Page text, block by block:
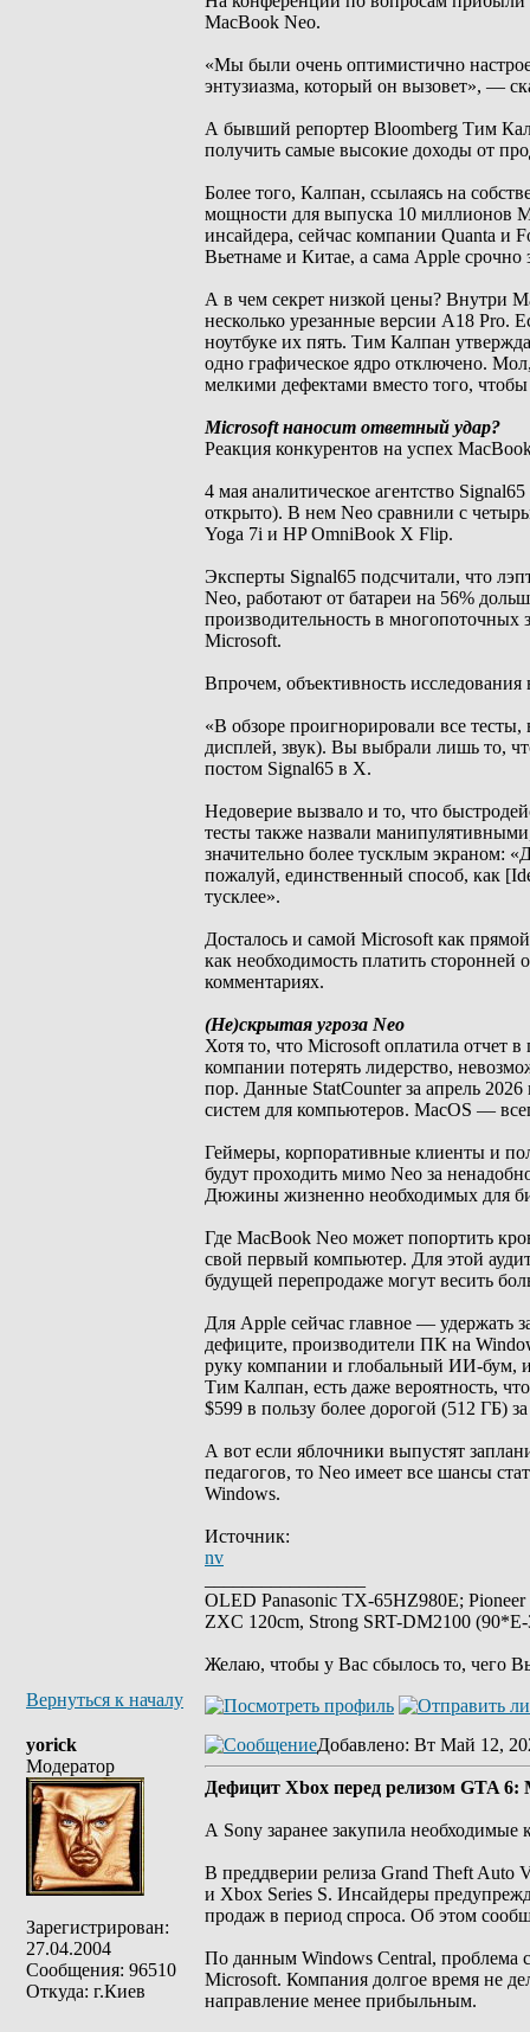
MacBook Neo.
«Мы были очень оптимистично
энтузиазма, который он вызовет», —
А бывший репортер Bloomberg Тим
получить самые высокие доходы от
Более того, Калпан, ссылаясь на
мощности для выпуска 10 миллионов
инсайдера, сейчас компании Quanta и
Вьетнаме и Китае, а сама Apple
А в чем секрет низкой цены? Внутри
несколько урезанные версии A18 Pro.
ноутбуке их пять. Тим Калпан
одно графическое ядро отключено.
мелкими дефектами вместо того,
Microsoft наносит ответный удар?
Реакция конкурентов на успех
4 мая аналитическое агентство
открыто). В нем Neo сравнили с
Yoga 7i и HP OmniBook X Flip.
Эксперты Signal65 подсчитали, что
Neo, работают от батареи на 56%
производительность в многопоточных
Microsoft.
Впрочем, объективность
«В обзоре проигнорировали все тесты,
дисплей, звук). Вы выбрали лишь то,
постом Signal65 в X.
Недоверие вызвало и то, что
тесты также назвали
значительно более тусклым экраном:
пожалуй, единственный способ, как
тусклее».
Досталось и самой Microsoft как
как необходимость платить
комментариях.
(Не)скрытая угроза Neo
Хотя то, что Microsoft оплатила отчет
компании потерять лидерство,
пор. Данные StatCounter за апрель
систем для компьютеров. MacOS —
Геймеры, корпоративные клиенты и
будут проходить мимо Neo за
Дюжины жизненно необходимых для
Где MacBook Neo может попортить
свой первый компьютер. Для этой
будущей перепродаже могут весить
Для Apple сейчас главное — удержать
дефиците, производители ПК на
руку компании и глобальный ИИ-бум,
Тим Калпан, есть даже вероятность,
$599 в пользу более дорогой (512 ГБ)
А вот если яблочники выпустят
педагогов, то Neo имеет все шансы
Windows.
Источник:
nv
OLED Panasonic TX-65HZ980E;
ZXC 120cm, Strong SRT-DM2100
Желаю, чтобы у Вас сбылось то, чего
Вернуться к началу
yorick
Модератор
Зарегистрирован:
27.04.2004
Сообщения: 96510
Откуда: г.Киев
Добавлено: Вт Май 12,
Дефицит Xbox перед релизом GTA
А Sony заранее закупила необходимые
В преддверии релиза Grand Theft Auto
и Xbox Series S. Инсайдеры
продаж в период спроса. Об этом
По данным Windows Central, проблема
Microsoft. Компания долгое время не
направление менее прибыльным.